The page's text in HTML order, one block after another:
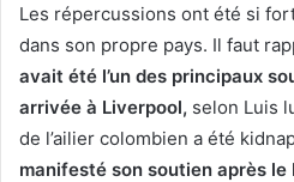
Les répercussions ont été si
dans son propre pays. Il faut
avait été l’un des principaux
arrivée à Liverpool, selon Luis
de l’ailier colombien a été
manifesté son soutien après